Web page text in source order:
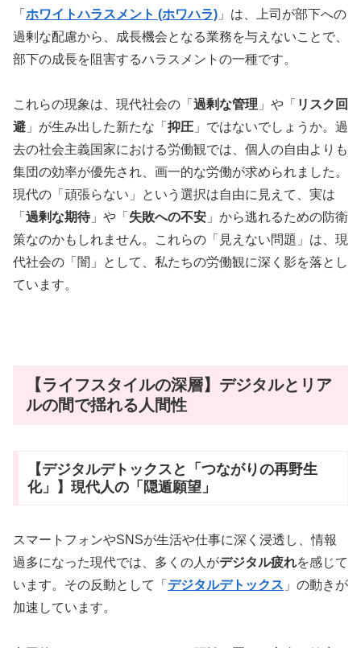
「 ホワイトハラスメント (ホワハラ) 」は、上司が部下への
過剰な配慮から、成長機会となる業務を与えないことで、
部下の成長を阻害するハラスメントの一種です。
これらの現象は、現代社会の「 過剰な管理 」や「 リスク回
避 」が生み出した新たな「 抑圧 」ではないでしょうか。過
去の社会主義国家における労働観では、個人の自由よりも
集団の効率が優先され、画一的な労働が求められました。
現代の「頑張らない」という選択は自由に見えて、実は
「 過剰な期待」や「 失敗への不安 」から逃れるための防衛
策なのかもしれません。これらの「見えない問題」は、現
代社会の「闇」として、私たちの労働観に深く影を落とし
ています。
【ライフスタイルの深層】デジタルとリア
ルの間で揺れる人間性
【デジタルデトックスと「つながりの再野生
化」】現代人の「隠遁願望」
スマートフォンやSNSが生活や仕事に深く浸透し、情報
過多になった現代では、多くの人がデジタル疲れを感じて
います。その反動として「 デジタルデトックス 」の動きが
加速しています。